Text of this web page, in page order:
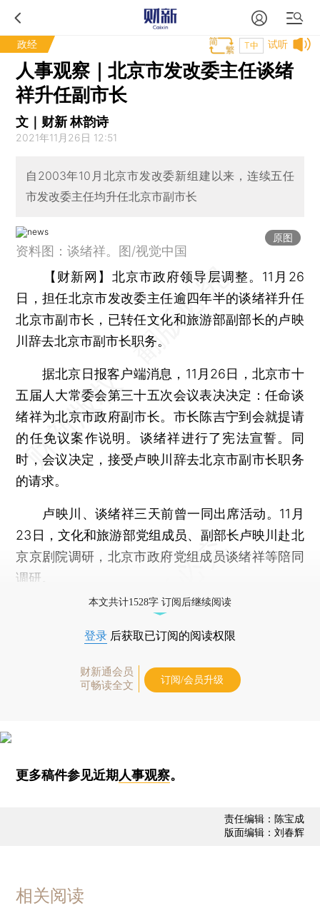
政经 试听
T中
人事观察｜北京市发改委主任谈绪
祥升任副市长
文｜财新 林韵诗
2021年11月26日 12:51
自2003年10月北京市发改委新组建以来，连续五任
市发改委主任均升任北京市副市长
原图
资料图：谈绪祥。图/视觉中国
【财新网】 北京市政府领导层调整。11月26
日，担任北京市发改委主任逾四年半的谈绪祥升任
北京市副市长，已转任文化和旅游部副部长的卢映
川辞去北京市副市长职务。
据北京日报客户端消息，11月26日，北京市十
五届人大常委会第三十五次会议表决决定：任命谈
绪祥为北京市政府副市长。市长陈吉宁到会就提请
的任免议案作说明。谈绪祥进行了宪法宣誓。同
时，会议决定，接受卢映川辞去北京市副市长职务
的请求。
卢映川、谈绪祥三天前曾一同出席活动。11月
23日，文化和旅游部党组成员、副部长卢映川赴北
京京剧院调研，北京市政府党组成员谈绪祥等陪同
调研。
本文共计1528字 订阅后继续阅读
登录 后获取已订阅的阅读权限
财新通会员
可畅读全文
订阅/会员升级
更多稿件参见近期 人事观察。
责任编辑：陈宝成
版面编辑：刘春辉
相关阅读